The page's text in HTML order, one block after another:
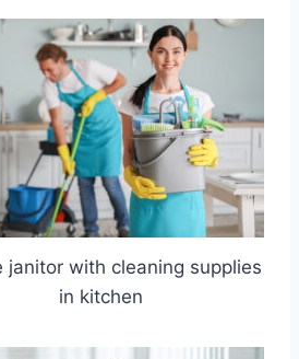
janitor with cleaning supplies
in kitchen